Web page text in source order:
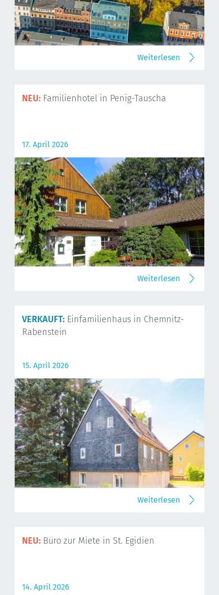
Weiterlesen
NEU: Familienhotel in Penig-Tauscha
17. April 2026
Weiterlesen
VERKAUFT: Einfamilienhaus in Chemnitz-
Rabenstein
15. April 2026
Weiterlesen
NEU: Büro zur Miete in St. Egidien
14. April 2026